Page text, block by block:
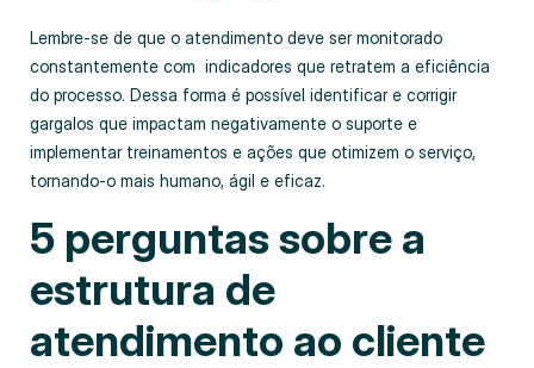
Lembre-se de que o atendimento deve ser monitorado
constantemente com indicadores que retratem a eficiência
do processo. Dessa forma é possível identificar e corrigir
gargalos que impactam negativamente o suporte e
implementar treinamentos e ações que otimizem o serviço,
tornando-o mais humano, ágil e eficaz.
5 perguntas sobre a
estrutura de
atendimento ao cliente